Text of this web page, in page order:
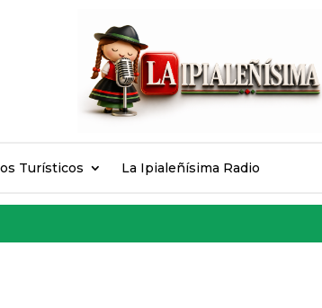
Turísticos La Ipialeñísima Radio